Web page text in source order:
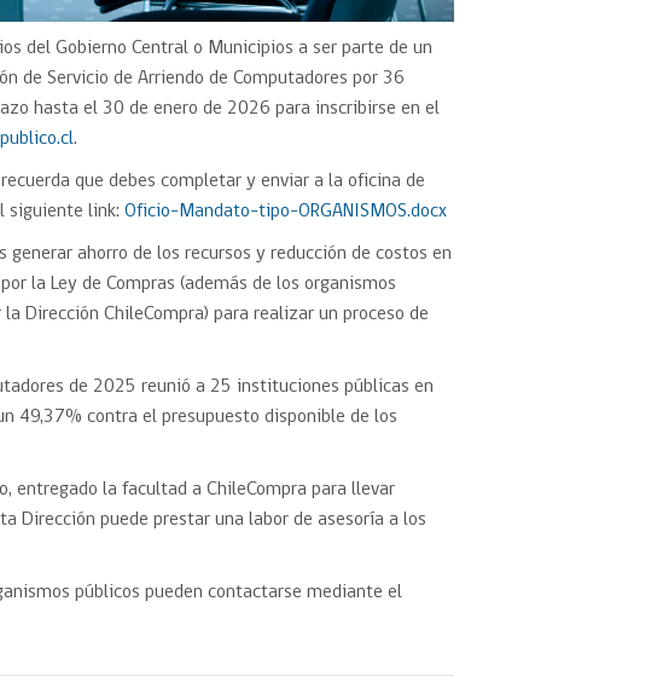
del Gobierno Central o Municipios a ser parte de un
de Servicio de Arriendo de Computadores por 36
hasta el 30 de enero de 2026 para inscribirse en el
.
que debes completar y enviar a la oficina de
siguiente link:Oficio-Mandato-tipo-ORGANISMOS.docx
ahorro de los recursos y reducción de costos en
la Ley de Compras (además de los organismos
Dirección ChileCompra) para realizar un proceso de
de 2025 reunió a 25 instituciones públicas en
49,37% contra el presupuesto disponible de los
entregado la facultad a ChileCompra para llevar
Dirección puede prestar una labor de asesoría a los
públicos pueden contactarse mediante el